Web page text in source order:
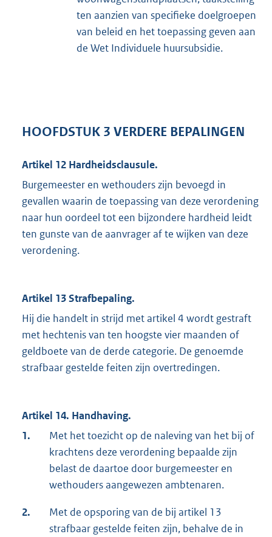
ten aanzien van specifieke doelgroepen
van beleid en het toepassing geven aan
de Wet Individuele huursubsidie.
HOOFDSTUK 3 VERDERE BEPALINGEN
Artikel 12 Hardheidsclausule.
Burgemeester en wethouders zijn bevoegd in
gevallen waarin de toepassing van deze verordening
naar hun oordeel tot een bijzondere hardheid leidt
ten gunste van de aanvrager af te wijken van deze
verordening.
Artikel 13 Strafbepaling.
Hij die handelt in strijd met artikel 4 wordt gestraft
met hechtenis van ten hoogste vier maanden of
geldboete van de derde categorie. De genoemde
strafbaar gestelde feiten zijn overtredingen.
Artikel 14. Handhaving.
1.
Met het toezicht op de naleving van het bij of
krachtens deze verordening bepaalde zijn
belast de daartoe door burgemeester en
wethouders aangewezen ambtenaren.
2.
Met de opsporing van de bij artikel 13
strafbaar gestelde feiten zijn, behalve de in